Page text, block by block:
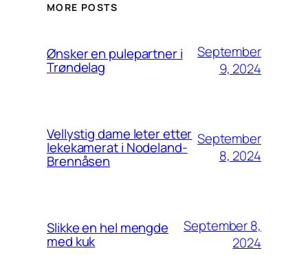
MORE POSTS
Ønsker en pulepartner i
Trøndelag
September
9, 2024
Vellystig dame leter etter
lekekamerat i Nodeland-
Brennåsen
September
8, 2024
Slikke en hel mengde
med kuk
September 8,
2024